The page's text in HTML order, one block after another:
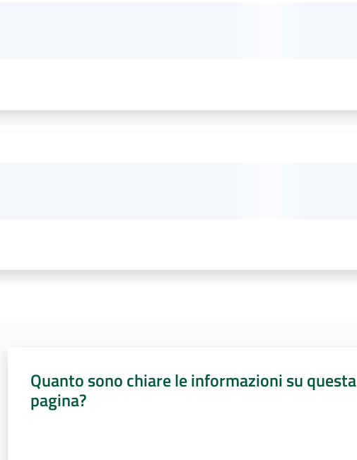
Quanto sono chiare le informazioni su questa
pagina?